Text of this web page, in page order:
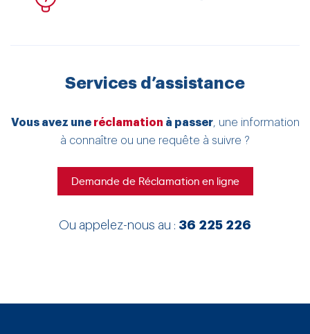
Services d’assistance
Vous avez une réclamation à passer, une information
à connaître ou une requête à suivre ?
Demande de Réclamation en ligne
Ou appelez-nous au : 36 225 226